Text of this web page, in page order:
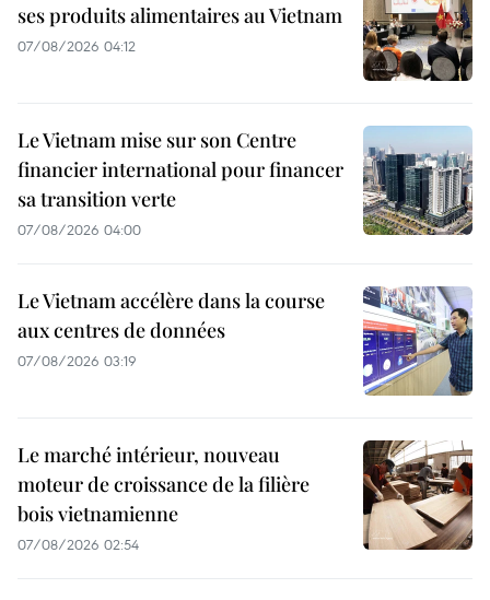
ses produits alimentaires au Vietnam
07/08/2026 04:12
Le Vietnam mise sur son Centre
financier international pour financer
sa transition verte
07/08/2026 04:00
Le Vietnam accélère dans la course
aux centres de données
07/08/2026 03:19
Le marché intérieur, nouveau
moteur de croissance de la filière
bois vietnamienne
07/08/2026 02:54